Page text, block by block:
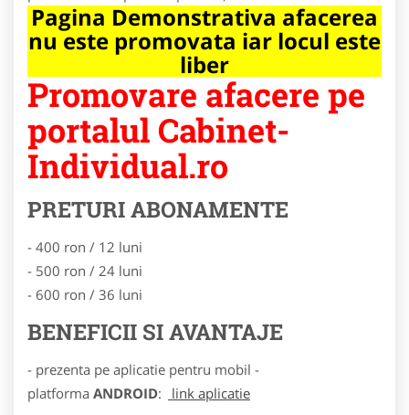
Pagina Demonstrativa afacerea
nu este promovata iar locul este
liber
Promovare afacere pe
portalul Cabinet-
Individual.ro
PRETURI ABONAMENTE
- 400 ron / 12 luni
- 500 ron / 24 luni
- 600 ron / 36 luni
BENEFICII SI AVANTAJE
- prezenta pe aplicatie pentru mobil -
platforma ANDROID:
link aplicatie